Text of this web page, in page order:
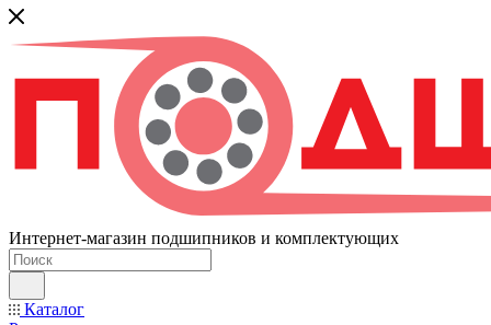
Интернет-магазин подшипников и комплектующих
Каталог